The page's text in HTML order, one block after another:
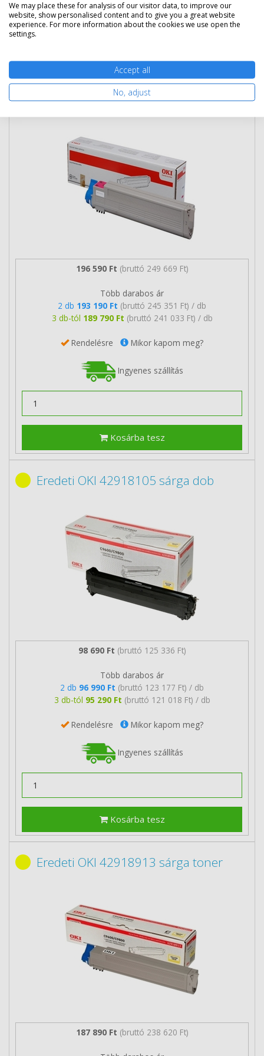
Eredeti OKI 43837130 magenta toner
196 590 Ft (bruttó 249 669 Ft)
Több darabos ár
2 db 193 190 Ft (bruttó 245 351 Ft) / db
3 db-tól 189 790 Ft (bruttó 241 033 Ft) / db
Rendelésre Mikor kapom meg?
Ingyenes szállítás
Kosárba tesz
Eredeti OKI 42918105 sárga dob
98 690 Ft (bruttó 125 336 Ft)
Több darabos ár
2 db 96 990 Ft (bruttó 123 177 Ft) / db
3 db-tól 95 290 Ft (bruttó 121 018 Ft) / db
Rendelésre Mikor kapom meg?
Ingyenes szállítás
Kosárba tesz
Eredeti OKI 42918913 sárga toner
187 890 Ft (bruttó 238 620 Ft)
We may place these for analysis of our visitor data, to improve our
website, show personalised content and to give you a great website
experience. For more information about the cookies we use open the
settings.
Accept all
No, adjust